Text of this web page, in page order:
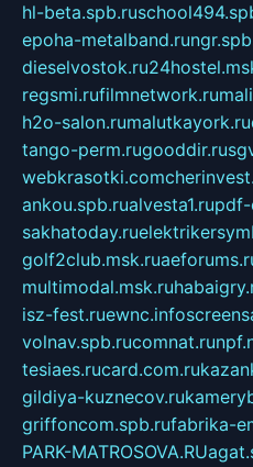
hl-beta.spb.ru
epoha-metalband.ru
dieselvostok.ru
regsmi.rufilmnetwork.ru
h2o-salon.rumalutkayork.ru
tango-perm.rugooddir.ru
webkrasotki.com
ankou.spb.rualvesta1.rupdf-
sakhatoday.ru
golf2club.msk.ru
multimodal.msk.ru
isz-fest.ruewnc.info
volnav.spb.rucomnat.ru
tesiaes.rucard.com.ru
gildiya-kuznecov.ru
griffoncom.spb.rufabrika-
PARK-MATROSOVA.RU